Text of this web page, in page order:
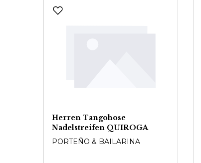
Herren Tangohose
Nadelstreifen QUIROGA
PORTEÑO & BAILARINA